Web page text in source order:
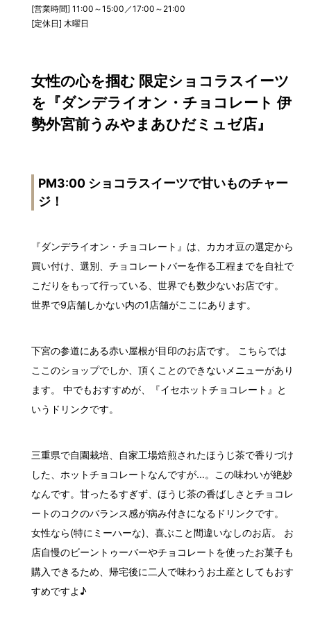
[営業時間] 11:00～15:00／17:00～21:00
[定休日] 木曜日
女性の心を掴む 限定ショコラスイーツ
を『ダンデライオン・チョコレート 伊
勢外宮前うみやまあひだミュゼ店』
PM3:00 ショコラスイーツで甘いものチャー
ジ！
『ダンデライオン・チョコレート』は、カカオ豆の選定から
買い付け、選別、チョコレートバーを作る工程までを自社で
こだりをもって行っている、世界でも数少ないお店です。
世界で9店舗しかない内の1店舗がここにあります。
下宮の参道にある赤い屋根が目印のお店です。 こちらでは
ここのショップでしか、頂くことのできないメニューがあり
ます。 中でもおすすめが、『イセホットチョコレート』と
いうドリンクです。
三重県で自園栽培、自家工場焙煎されたほうじ茶で香りづけ
した、ホットチョコレートなんですが…。この味わいが絶妙
なんです。甘ったるすぎず、ほうじ茶の香ばしさとチョコレ
ートのコクのバランス感が病み付きになるドリンクです。
女性なら(特にミーハーな)、喜ぶこと間違いなしのお店。 お
店自慢のビーントゥーバーやチョコレートを使ったお菓子も
購入できるため、帰宅後に二人で味わうお土産としてもおす
すめですよ♪